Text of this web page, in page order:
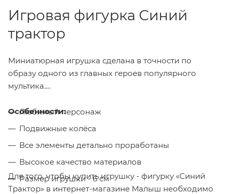
Игровая фигурка Синий
трактор
Миниатюрная игрушка сделана в точности по
образу одного из главных героев популярного
мультика.
Особенности:
Любимый персонаж
Подвижные колёса
Все элементы детально проработаны
Высокое качество материалов
Размер игрушки - 6 см
Для того, чтобы купить игрушку - фигурку «Синий
Трактор» в интернет-магазине Малыш необходимо